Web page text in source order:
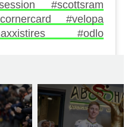
#scottsram
#velopa
#odlo